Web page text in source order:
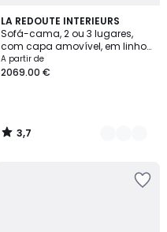
LA REDOUTE INTERIEURS
Sofá-cama, 2 ou 3 lugares,
com capa amovível, em linho
grosso, ODNA
A partir de
2069.00 €
3,7
/ 5
2
Cores
3,7
/